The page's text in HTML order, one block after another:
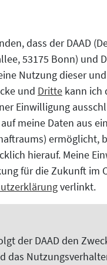
meines
zu meiner
Viele
davon, dass ich
zumeist
äußerst bequem
gespannt wie
maßgeblich mit
dass der DAAD
53175 Bonn) und
Nutzung dieser
und Dritte kann ich
Einwilligung
meine Daten aus
ermöglicht,
hierauf. Meine
für die Zukunft im
verlinkt.
der DAAD den
das